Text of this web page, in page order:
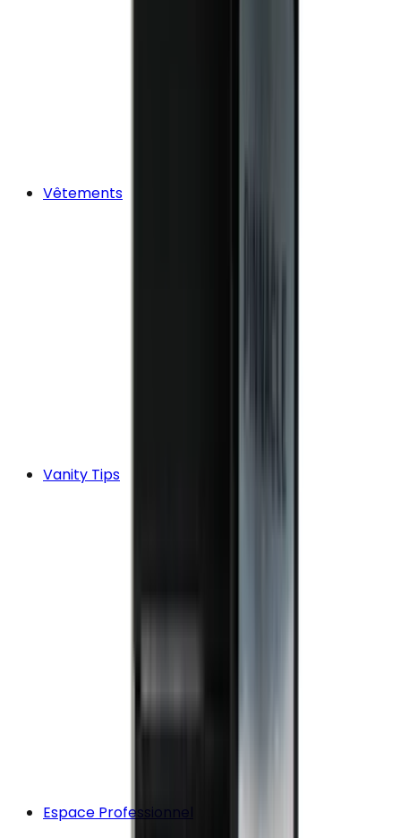
Vêtements
Vanity Tips
Espace Professionnel